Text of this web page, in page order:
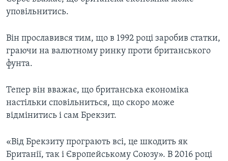
уповільнитись.
Він прославився тим, що в 1992 році заробив статки,
граючи на валютному ринку проти британського
фунта.
Тепер він вважає, що британська економіка
настільки сповільниться, що скоро може
відмінитись і сам Брекзит.
«Від Брекзиту програють всі, це шкодить як
Британії, так і Європейському Союзу». В 2016 році